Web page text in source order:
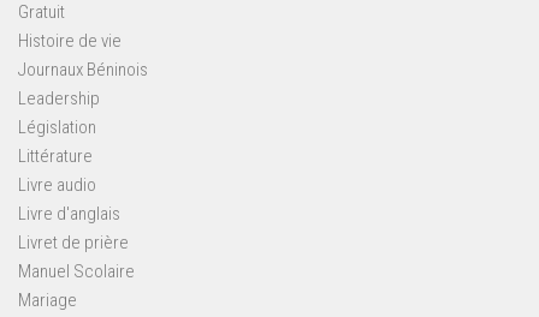
Gratuit
Histoire de vie
Journaux Béninois
Leadership
Législation
Littérature
Livre audio
Livre d'anglais
Livret de prière
Manuel Scolaire
Mariage